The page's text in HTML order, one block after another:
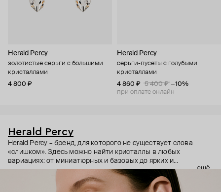
Herald Percy
золотистые серьги с большими
кристаллами
4 800 ₽
Herald Percy
серьги-пусеты с голубыми
кристаллами
4 860 ₽
5 400 ₽ −10%
при оплате онлайн
Herald Percy
Herald Percy – бренд, для которого не существует слова
«слишком». Здесь можно найти кристаллы в любых
вариациях: от миниатюрных и базовых до ярких и
массивных, которые сразу становятся главным элементом
образа. Героиня бренда – девушка из мегаполиса, которой
нужно как минимум 25 часов в сутках, чтобы все успеть, и
ещё